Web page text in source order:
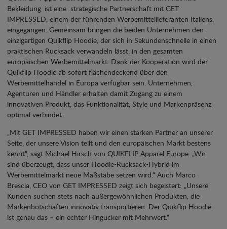
Bekleidung, ist eine strategische Partnerschaft mit GET
IMPRESSED, einem der führenden Werbemittellieferanten Italiens,
eingegangen. Gemeinsam bringen die beiden Unternehmen den
einzigartigen Quikflip Hoodie, der sich in Sekundenschnelle in einen
praktischen Rucksack verwandeln lässt, in den gesamten
europäischen Werbemittelmarkt. Dank der Kooperation wird der
Quikflip Hoodie ab sofort flächendeckend über den
Werbemittelhandel in Europa verfügbar sein. Unternehmen,
Agenturen und Händler erhalten damit Zugang zu einem
innovativen Produkt, das Funktionalität, Style und Markenpräsenz
optimal verbindet.
„Mit GET IMPRESSED haben wir einen starken Partner an unserer
Seite, der unsere Vision teilt und den europäischen Markt bestens
kennt“, sagt Michael Hirsch von QUIKFLIP Apparel Europe. „Wir
sind überzeugt, dass unser Hoodie-Rucksack-Hybrid im
Werbemittelmarkt neue Maßstäbe setzen wird.“ Auch Marco
Brescia, CEO von GET IMPRESSED zeigt sich begeistert: „Unsere
Kunden suchen stets nach außergewöhnlichen Produkten, die
Markenbotschaften innovativ transportieren. Der Quikflip Hoodie
ist genau das – ein echter Hingucker mit Mehrwert.“